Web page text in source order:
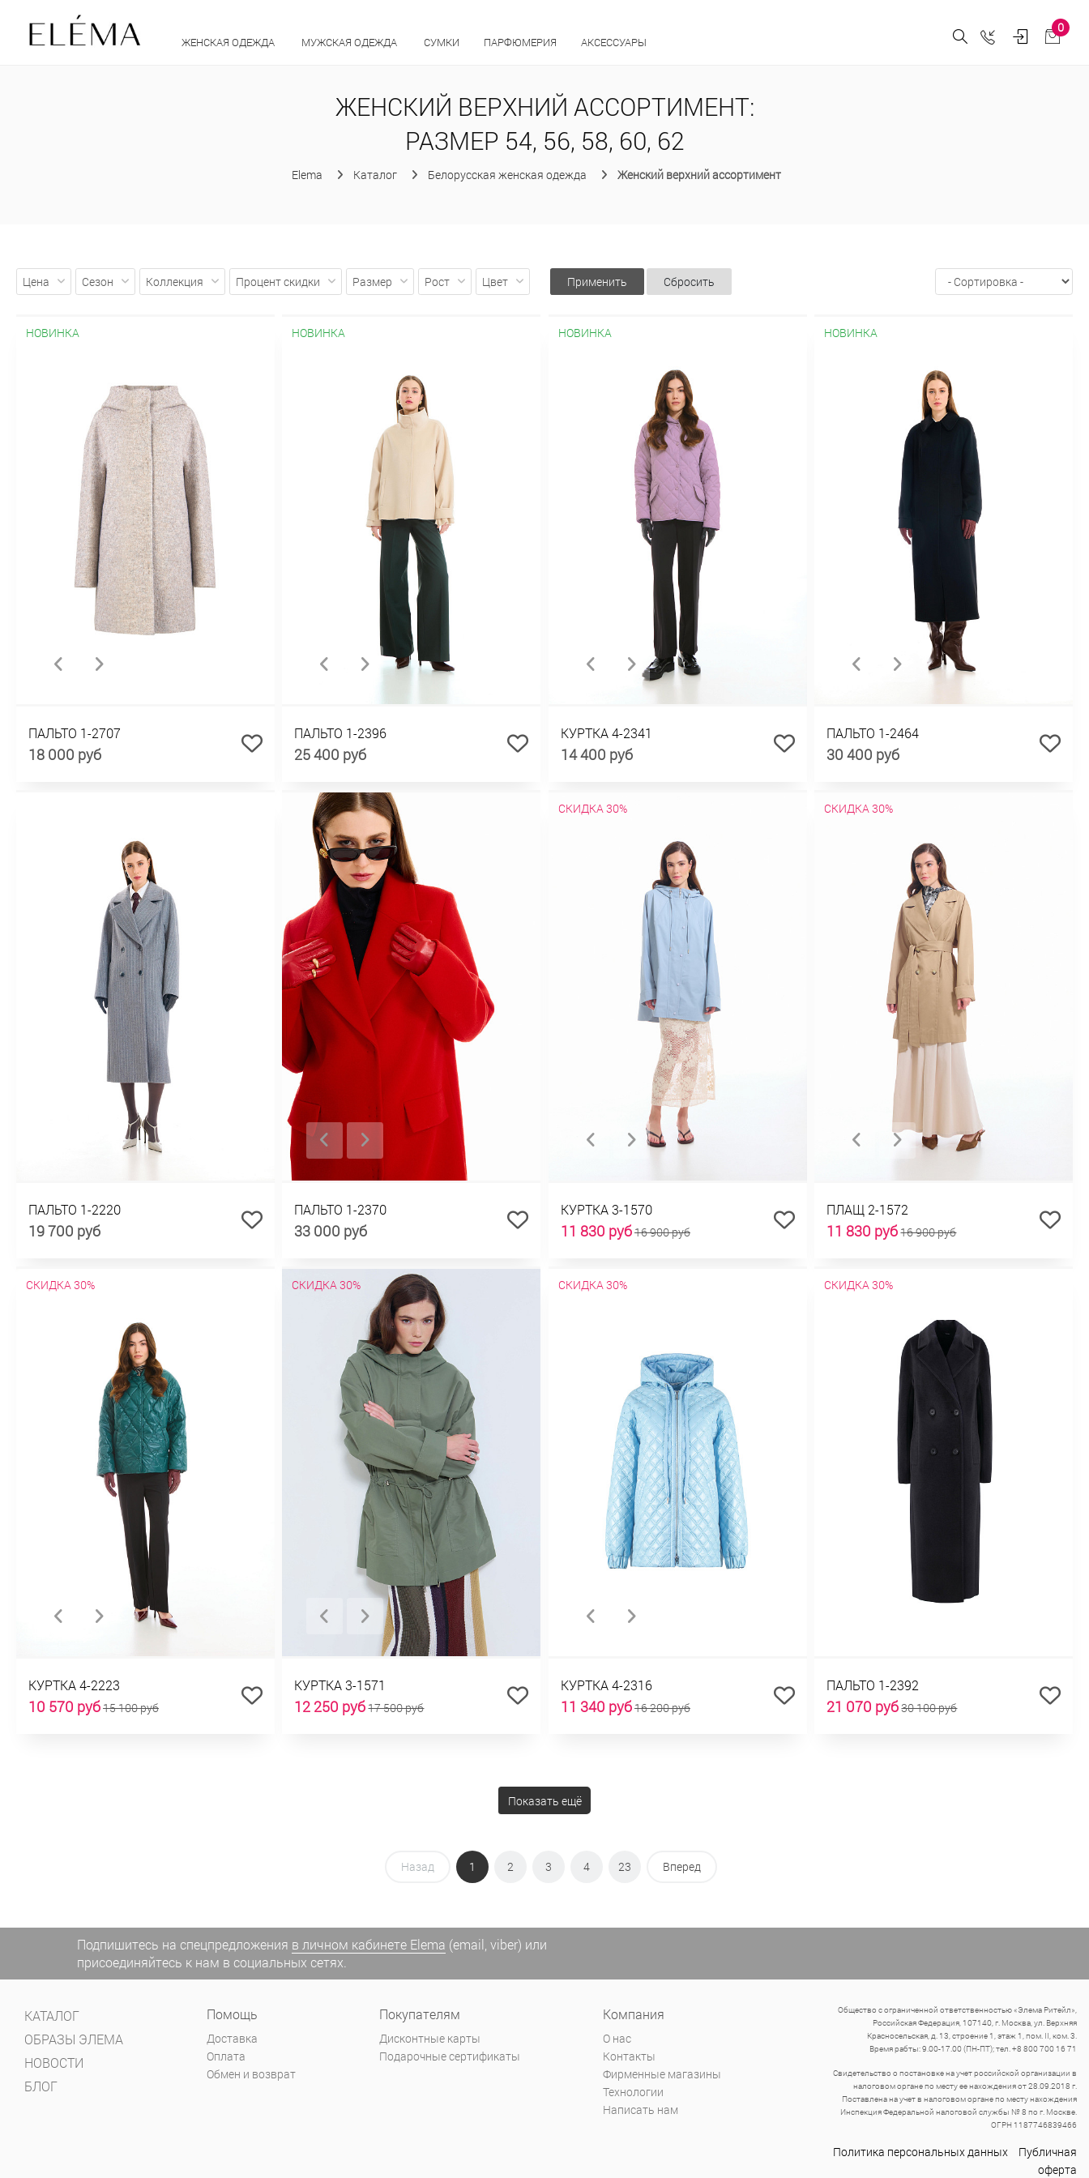
ЖЕНСКАЯ ОДЕЖДА МУЖСКАЯ ОДЕЖДА СУМКИ ПАРФЮМЕРИЯ АКСЕССУАРЫ
0
ЖЕНСКИЙ ВЕРХНИЙ АССОРТИМЕНТ:
РАЗМЕР 54, 56, 58, 60, 62
Elema Каталог Белорусская женская одежда Женский верхний ассортимент
Цена Сезон Коллекция Процент скидки Размер Рост Цвет Применить Сбросить
НОВИНКА
ПАЛЬТО 1-2707
18 000 руб
НОВИНКА
ПАЛЬТО 1-2396
25 400 руб
НОВИНКА
КУРТКА 4-2341
14 400 руб
НОВИНКА
ПАЛЬТО 1-2464
30 400 руб
ПАЛЬТО 1-2220
19 700 руб
ПАЛЬТО 1-2370
33 000 руб
СКИДКА 30%
КУРТКА 3-1570
11 830 руб16 900 руб
СКИДКА 30%
ПЛАЩ 2-1572
11 830 руб16 900 руб
СКИДКА 30%
КУРТКА 4-2223
10 570 руб15 100 руб
СКИДКА 30%
КУРТКА 3-1571
12 250 руб17 500 руб
СКИДКА 30%
КУРТКА 4-2316
11 340 руб16 200 руб
СКИДКА 30%
ПАЛЬТО 1-2392
21 070 руб30 100 руб
Показать ещё
Назад 1 2 3 4 23 Вперед
Подпишитесь на спецпредложения в личном кабинете Elema (email, viber) или
присоединяйтесь к нам в социальных сетях.
КАТАЛОГ
ОБРАЗЫ ЭЛЕМА
НОВОСТИ
БЛОГ
Помощь
Доставка
Оплата
Обмен и возврат
Покупателям
Дисконтные карты
Подарочные сертификаты
Компания
О нас
Контакты
Фирменные магазины
Технологии
Написать нам
Общество с ограниченной ответственностью «Элема Ритейл»,
Российская Федерация, 107140, г. Москва, ул. Верхняя
Красносельская, д. 13, строение 1, этаж 1, пом. II, ком. 3.
Время рабты: 9.00-17.00 (ПН-ПТ); тел. +8 800 700 16 71
Свидетельство о постановке на учет российской организации в
налоговом органе по месту ее нахождения от 28.09.2018 г.
Поставлена на учет в налоговом органе по месту нахождения
Инспекция Федеральной налоговой службы № 8 по г. Москве.
ОГРН 1187746839466
Политика персональных данных
Публичная
оферта